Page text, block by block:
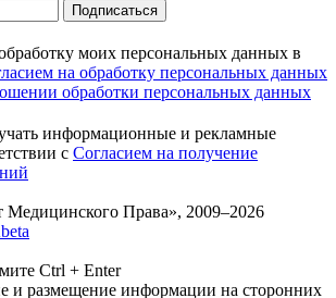
Подписаться
моих персональных данных в
на обработку персональных данных
обработки персональных данных
информационные и рекламные
с Согласием на получение
Права», 2009–2026
Ctrl + Enter
и размещение информации на сторонних